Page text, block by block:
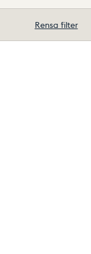
Rensa filter